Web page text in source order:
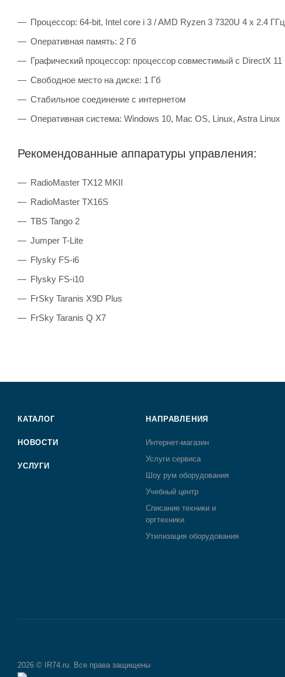
Процессор: 64-bit, Intel core i 3 / AMD Ryzen 3 7320U 4 х 2.4
Оперативная память: 2 Гб
Графический процессор: процессор совместимый с DirectX
Свободное место на диске: 1 Гб
Стабильное соединение с интернетом
Оперативная система: Windows 10, Mac OS, Linux, Astra Linux
Рекомендованные аппаратуры управления:
RadioMaster TX12 MKII
RadioMaster TX16S
TBS Tango 2
Jumper T-Lite
Flysky FS-i6
Flysky FS-i10
FrSky Taranis X9D Plus
FrSky Taranis Q X7
КАТАЛОГ
НОВОСТИ
УСЛУГИ
НАПРАВЛЕНИЯ
Интернет-магазин
Услуги сервиса
Шоу рум оборудования
Учебный центр
Списание техники и
оргтехники
Утилизация оборудования
2026 © IR74.ru. Все права защищены